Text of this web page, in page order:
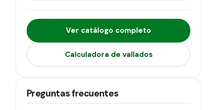
Ver catálogo completo
Calculadora de vallados
Preguntas frecuentes